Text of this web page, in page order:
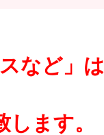
など」は
ます。